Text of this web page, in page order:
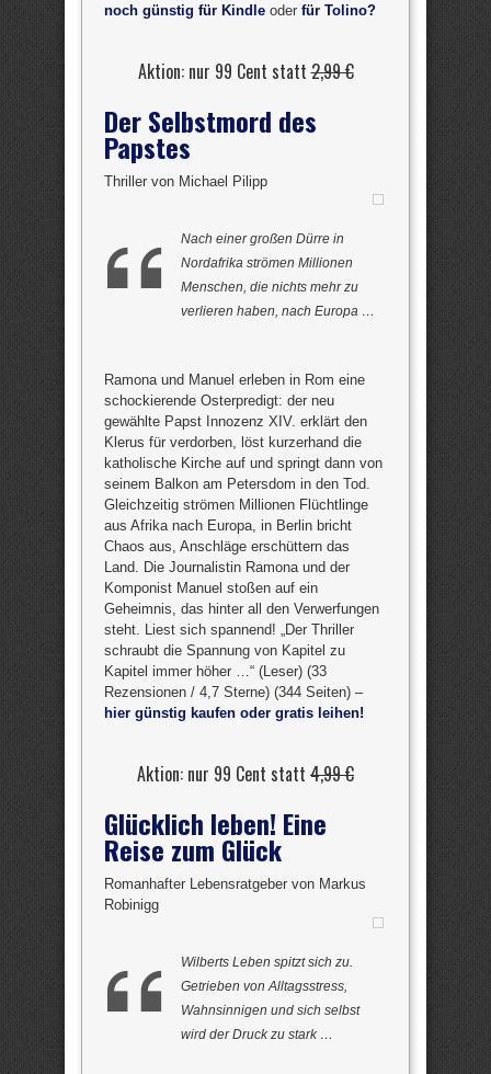
noch günstig für Kindle oder für Tolino?
Aktion: nur 99 Cent statt2,99 €
Der Selbstmord des
Papstes
Thriller von Michael Pilipp
Nach einer großen Dürre in
Nordafrika strömen Millionen
Menschen, die nichts mehr zu
verlieren haben, nach Europa …
Ramona und Manuel erleben in Rom eine
schockierende Osterpredigt: der neu
gewählte Papst Innozenz XIV. erklärt den
Klerus für verdorben, löst kurzerhand die
katholische Kirche auf und springt dann von
seinem Balkon am Petersdom in den Tod.
Gleichzeitig strömen Millionen Flüchtlinge
aus Afrika nach Europa, in Berlin bricht
Chaos aus, Anschläge erschüttern das
Land. Die Journalistin Ramona und der
Komponist Manuel stoßen auf ein
Geheimnis, das hinter all den Verwerfungen
steht. Liest sich spannend! „Der Thriller
schraubt die Spannung von Kapitel zu
Kapitel immer höher …“ (Leser) (33
Rezensionen / 4,7 Sterne) (344 Seiten) –
hier günstig kaufen oder gratis leihen!
Aktion: nur 99 Cent statt 4,99 €
Glücklich leben! Eine
Reise zum Glück
Romanhafter Lebensratgeber von Markus
Robinigg
Wilberts Leben spitzt sich zu.
Getrieben von Alltagsstress,
Wahnsinnigen und sich selbst
wird der Druck zu stark …